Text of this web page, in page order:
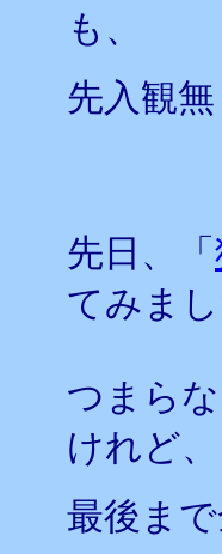
も、
先入観
先日、「
てみまし
つまら
けれど、
最後ま